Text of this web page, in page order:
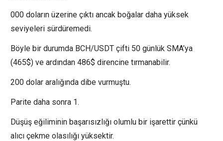
000 doların üzerine çıktı ancak boğalar daha yüksek
seviyeleri sürdüremedi.
Böyle bir durumda BCH/USDT çifti 50 günlük SMA’ya
(465$) ve ardından 486$ direncine tırmanabilir.
200 dolar aralığında dibe vurmuştu.
Parite daha sonra 1.
Düşüş eğiliminin başarısızlığı olumlu bir işarettir çünkü
alıcı çekme olasılığı yüksektir.